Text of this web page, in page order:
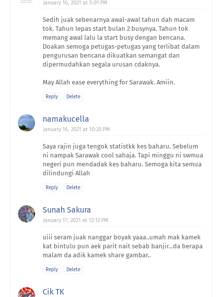
January 16, 2021 at 5:01 PM
Sedih juak sebenarnya awal-awal tahun dah macam
tok. Tahun lepas start bulan 2 busynya. Tahun tok
memang awal lalu la start busy dengan bencana.
Doakan semoga petugas-petugas yang terlibat dalam
pengurusan bencana dikuatkan semangat dan
dipermudahkan segala urusan cdaknya.
May Allah ease everything for Sarawak. Amiin.
Reply Delete
namakucella
January 16, 2021 at 10:20 PM
Saya rajin juga tengok statistkk kes baharu. Sebelum
ni nampak Sarawak cool sahaja. Tapi minggu ni swmua
negeri pun mendadak kes baharu. Semoga kita semua
dilindungi Allah
Reply Delete
Sunah Sakura
January 17, 2021 at 12:12 PM
uiii seram juak nanggar boyak yaaa..umah mak kamek
kat bintulu pun aek parit nait sebab banjir...da berapa
malam da adik kamek share gambar..
Reply Delete
Cik TK